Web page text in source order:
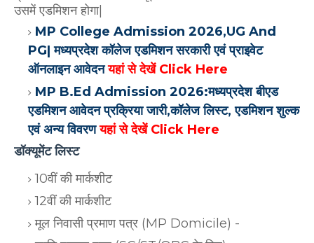
उसमें एडमिशन होगा|
MP College Admission 2026,UG And
PG| मध्यप्रदेश कॉलेज एडमिशन सरकारी एवं प्राइवेट
ऑनलाइन आवेदनयहां से देखें Click Here
MP B.Ed Admission 2026:मध्यप्रदेश बीएड
एडमिशन आवेदन प्रक्रिया जारी,कॉलेज लिस्ट, एडमिशन शुल्क
एवं अन्य विवरणयहां से देखें Click Here
डॉक्यूमेंट लिस्ट
10वीं की मार्कशीट
12वीं की मार्कशीट
मूल निवासी प्रमाण पत्र (MP Domicile) -